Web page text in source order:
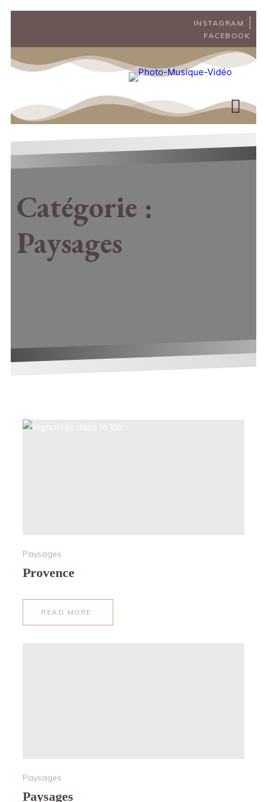
INSTAGRAM
FACEBOOK
Catégorie :
Paysages
Paysages
Provence
READ MORE
ABOUT
Paysages
Paysages